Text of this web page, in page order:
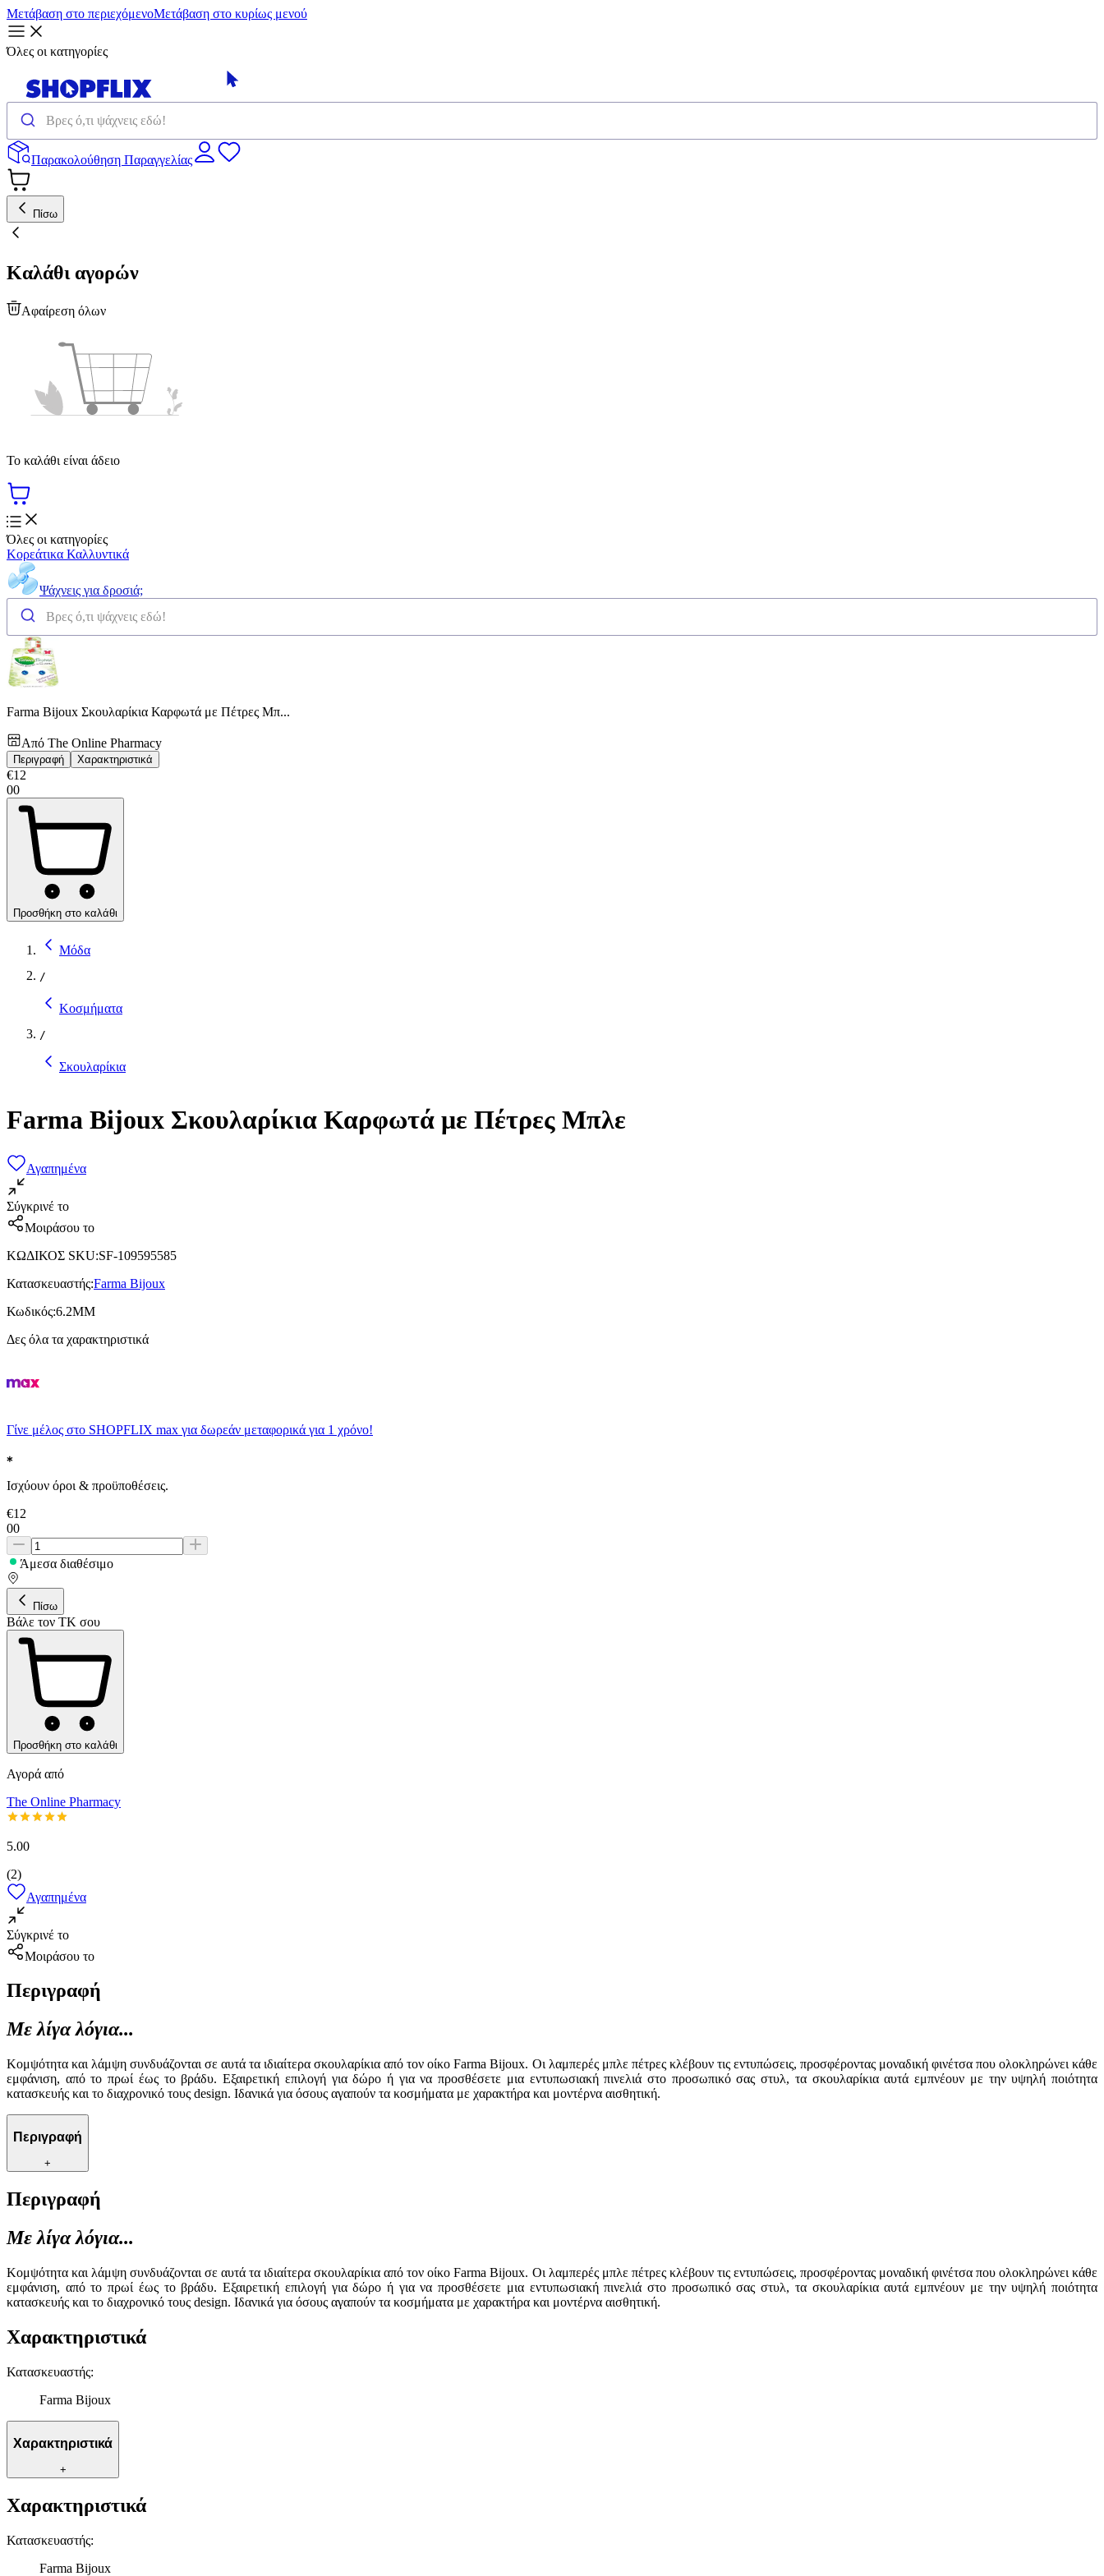
Μετάβαση στο περιεχόμενοΜετάβαση στο κυρίως μενού
Όλες οι κατηγορίες
Παρακολούθηση Παραγγελίας
Πίσω
Καλάθι αγορών
Αφαίρεση όλων
Το καλάθι είναι άδειο
Όλες οι κατηγορίες
Κορεάτικα Καλλυντικά
Ψάχνεις για δροσιά;
Farma Bijoux Σκουλαρίκια Καρφωτά με Πέτρες Μπ...
Από The Online Pharmacy
Περιγραφή Χαρακτηριστικά
€12
00
Προσθήκη στο καλάθι
Μόδα
/
Κοσμήματα
/
Σκουλαρίκια
Farma Bijoux Σκουλαρίκια Καρφωτά με Πέτρες Μπλε
Αγαπημένα
Σύγκρινέ το
Μοιράσου το
ΚΩΔΙΚΟΣ SKU:SF-109595585
Κατασκευαστής:Farma Bijoux
Κωδικός:6.2MM
Δες όλα τα χαρακτηριστικά
Γίνε μέλος στο SHOPFLIX max για δωρεάν μεταφορικά για 1 χρόνο!
Ισχύουν όροι & προϋποθέσεις.
€12
00
Άμεσα διαθέσιμο
Πίσω
Βάλε τον ΤΚ σου
Προσθήκη στο καλάθι
Αγορά από
The Online Pharmacy
5.00
(2)
Αγαπημένα
Σύγκρινέ το
Μοιράσου το
Περιγραφή
Με λίγα λόγια...
Κομψότητα και λάμψη συνδυάζονται σε αυτά τα ιδιαίτερα σκουλαρίκια από τον οίκο Farma Bijoux. Οι λαμπερές μπλε πέτρες κλέβουν τις εντυπώσεις, προσφέροντας μοναδική φινέτσα που ολοκληρώνει κάθε
εμφάνιση, από το πρωί έως το βράδυ. Εξαιρετική επιλογή για δώρο ή για να προσθέσετε μια εντυπωσιακή πινελιά στο προσωπικό σας στυλ, τα σκουλαρίκια αυτά εμπνέουν με την υψηλή ποιότητα
κατασκευής και το διαχρονικό τους design. Ιδανικά για όσους αγαπούν τα κοσμήματα με χαρακτήρα και μοντέρνα αισθητική.
Περιγραφή
+
Περιγραφή
Με λίγα λόγια...
Κομψότητα και λάμψη συνδυάζονται σε αυτά τα ιδιαίτερα σκουλαρίκια από τον οίκο Farma Bijoux. Οι λαμπερές μπλε πέτρες κλέβουν τις εντυπώσεις, προσφέροντας μοναδική φινέτσα που ολοκληρώνει κάθε
εμφάνιση, από το πρωί έως το βράδυ. Εξαιρετική επιλογή για δώρο ή για να προσθέσετε μια εντυπωσιακή πινελιά στο προσωπικό σας στυλ, τα σκουλαρίκια αυτά εμπνέουν με την υψηλή ποιότητα
κατασκευής και το διαχρονικό τους design. Ιδανικά για όσους αγαπούν τα κοσμήματα με χαρακτήρα και μοντέρνα αισθητική.
Χαρακτηριστικά
Κατασκευαστής:
Farma Bijoux
Χαρακτηριστικά
+
Χαρακτηριστικά
Κατασκευαστής:
Farma Bijoux